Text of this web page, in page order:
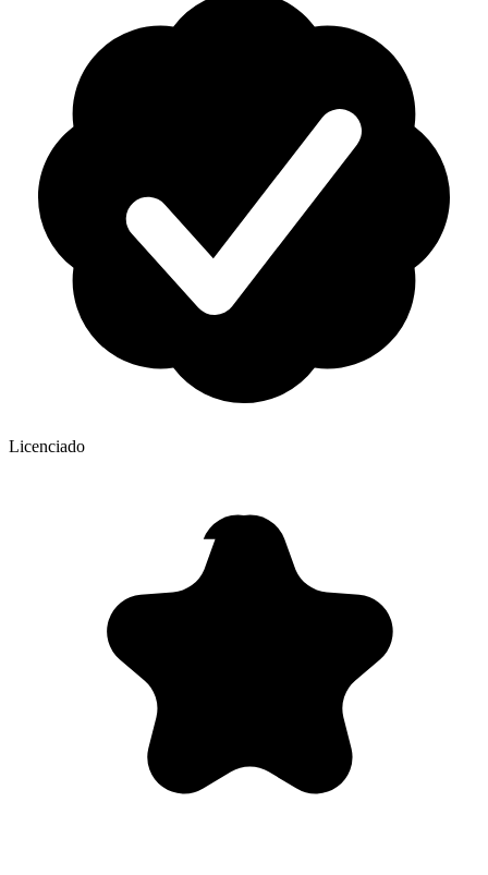
Licenciado